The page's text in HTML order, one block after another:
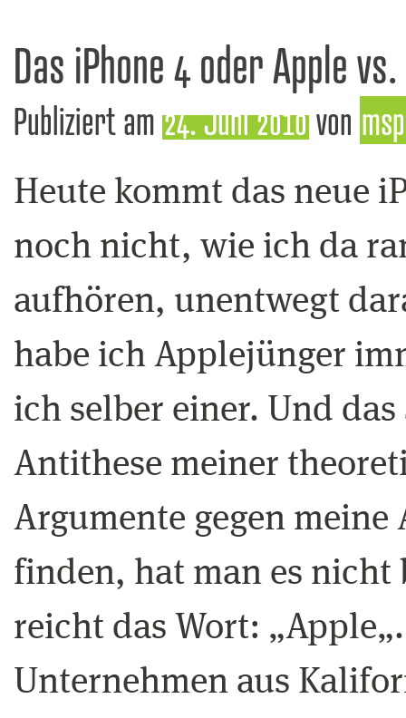
Das iPhone 4 oder Apple
Publiziert am 24. Juni 2010von
Heute kommt das neue
noch nicht, wie ich da
aufhören, unentwegt
habe ich Applejünger
ich selber einer. Und
Antithese meiner
Argumente gegen
finden, hat man es nicht
reicht das Wort:
Unternehmen aus